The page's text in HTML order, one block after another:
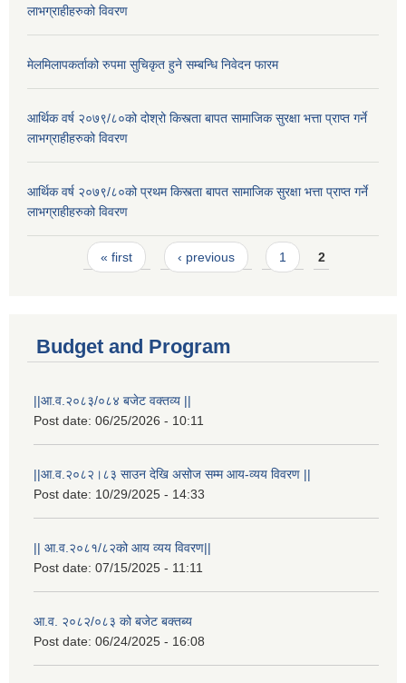
लाभग्राहीहरुको विवरण
मेलमिलापकर्ताको रुपमा सुचिकृत हुने सम्बन्धि निवेदन फारम
आर्थिक वर्ष २०७९/८०को दोश्रो किस्त्ता बापत सामाजिक सुरक्षा भत्ता प्राप्त गर्ने
लाभग्राहीहरुको विवरण
आर्थिक वर्ष २०७९/८०को प्रथम किस्त्ता बापत सामाजिक सुरक्षा भत्ता प्राप्त गर्ने
लाभग्राहीहरुको विवरण
Pages« first ‹ previous 1 2
Budget and Program
||आ.व.२०८३/०८४ बजेट वक्तव्य ||
Post date: 06/25/2026 - 10:11
||आ.व.२०८२।८३ साउन देखि असोज सम्म आय-व्यय विवरण ||
Post date: 10/29/2025 - 14:33
|| आ.व.२०८१/८२को आय व्यय विवरण||
Post date: 07/15/2025 - 11:11
आ.व. २०८२/०८३ को बजेट बक्तब्य
Post date: 06/24/2025 - 16:08